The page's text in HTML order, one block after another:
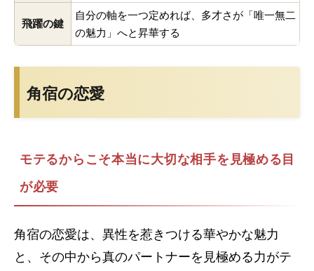
飛躍の鍵
自分の軸を一つ定めれば、多才さが「唯一無二
の魅力」へと昇華する
角宿の恋愛
モテるからこそ本当に大切な相手を見極める目
が必要
角宿の恋愛は、異性を惹きつける華やかな魅力
と、その中から真のパートナーを見極める力がテ